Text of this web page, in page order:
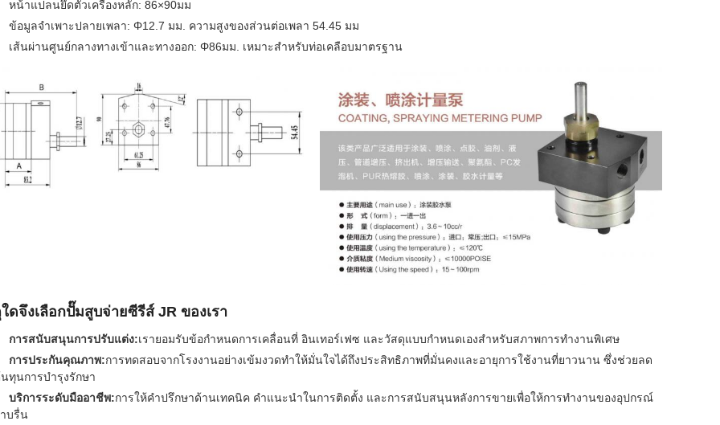
หน้าแปลนยึดตัวเครื่องหลัก: 86×90มม
ข้อมูลจำเพาะปลายเพลา: Φ12.7 มม. ความสูงของส่วนต่อเพลา 54.45 มม
เส้นผ่านศูนย์กลางทางเข้าและทางออก: Φ86มม. เหมาะสำหรับท่อเคลือบมาตรฐาน
ใดจึงเลือกปั๊มสูบจ่ายซีรีส์ JR ของเรา
การสนับสนุนการปรับแต่ง:เรายอมรับข้อกำหนดการเคลื่อนที่ อินเทอร์เฟซ และวัสดุแบบกำหนดเองสำหรับสภาพการทำงานพิเศษ
การประกันคุณภาพ:การทดสอบจากโรงงานอย่างเข้มงวดทำให้มั่นใจได้ถึงประสิทธิภาพที่มั่นคงและอายุการใช้งานที่ยาวนาน ซึ่งช่วยลด
ทุนการบำรุงรักษา
บริการระดับมืออาชีพ:การให้คำปรึกษาด้านเทคนิค คำแนะนำในการติดตั้ง และการสนับสนุนหลังการขายเพื่อให้การทำงานของอุปกรณ์
บรื่น